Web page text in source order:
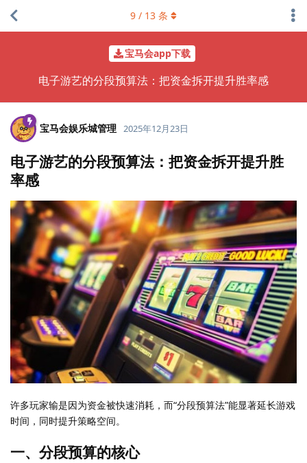
宝马会app下载
电子游艺的分段预算法：把资金拆开提升胜率感
9 / 13 条
宝马会娱乐城管理 2025年12月23日
电子游艺的分段预算法：把资金拆开提升胜
率感
许多玩家输是因为资金被快速消耗，而“分段预算法”能显著延长游戏
时间，同时提升策略空间。
一、分段预算的核心